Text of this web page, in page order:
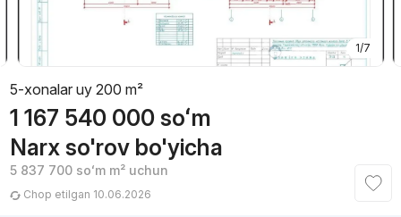
1/7
5-xonalar uy 200 m²
1 167 540 000 soʻm
Narx so'rov bo'yicha
5 837 700 soʻmm² uchun
Chop etilgan 10.06.2026